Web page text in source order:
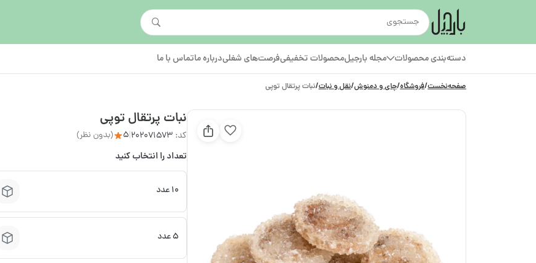
دسته‌بندی محصولات مجله بارجیلمحصولات تخفیفیفرصت‌های شغلیدرباره ماتماس با ما
صفحه‌نخست/فروشگاه/چای و دمنوش/نقل و نبات/نبات پرتقال توپی
نبات پرتقال توپی
کد: 202071573
|
5 (بدون نظر)
تعداد را انتخاب کنید
10 عدد
5 عدد